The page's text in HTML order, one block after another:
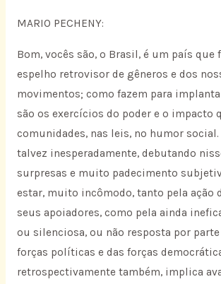
MARIO PECHENY:
Bom, vocês são, o Brasil, é um país que
espelho retrovisor de gêneros e dos
movimentos; como fazem para
são os exercícios do poder e o impacto
comunidades, nas leis, no humor
talvez inesperadamente, debutando
surpresas e muito padecimento
estar, muito incômodo, tanto pela ação
seus apoiadores, como pela ainda
ou silenciosa, ou não resposta por
forças políticas e das forças
retrospectivamente também, implica